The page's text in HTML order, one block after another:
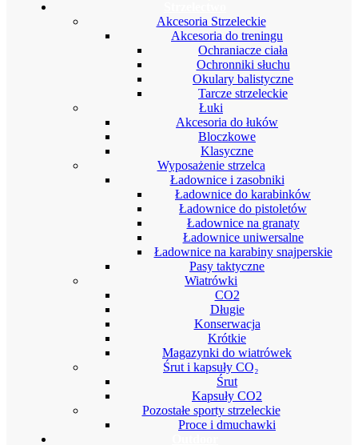
Akcesoria Strzeleckie
Akcesoria do treningu
Ochraniacze ciała
Ochronniki słuchu
Okulary balistyczne
Tarcze strzeleckie
Łuki
Akcesoria do łuków
Bloczkowe
Klasyczne
Wyposażenie strzelca
Ładownice i zasobniki
Ładownice do karabinków
Ładownice do pistoletów
Ładownice na granaty
Ładownice uniwersalne
Ładownice na karabiny snajperskie
Pasy taktyczne
Wiatrówki
CO2
Długie
Konserwacja
Krótkie
Magazynki do wiatrówek
Śrut i kapsuły CO₂
Śrut
Kapsuły CO2
Pozostałe sporty strzeleckie
Proce i dmuchawki